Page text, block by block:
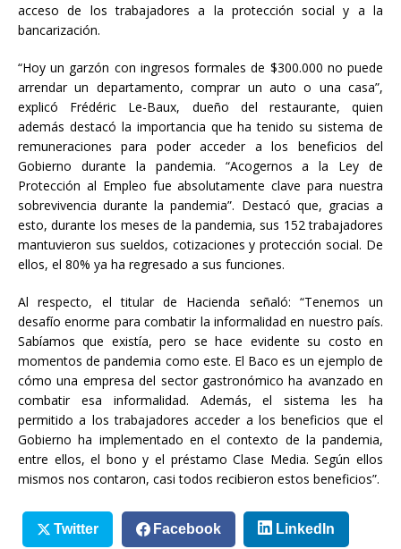
acceso de los trabajadores a la protección social y a la
bancarización.
“Hoy un garzón con ingresos formales de $300.000 no puede
arrendar un departamento, comprar un auto o una casa”,
explicó Frédéric Le-Baux, dueño del restaurante, quien
además destacó la importancia que ha tenido su sistema de
remuneraciones para poder acceder a los beneficios del
Gobierno durante la pandemia. “Acogernos a la Ley de
Protección al Empleo fue absolutamente clave para nuestra
sobrevivencia durante la pandemia”. Destacó que, gracias a
esto, durante los meses de la pandemia, sus 152 trabajadores
mantuvieron sus sueldos, cotizaciones y protección social. De
ellos, el 80% ya ha regresado a sus funciones.
Al respecto, el titular de Hacienda señaló: “Tenemos un
desafío enorme para combatir la informalidad en nuestro país.
Sabíamos que existía, pero se hace evidente su costo en
momentos de pandemia como este. El Baco es un ejemplo de
cómo una empresa del sector gastronómico ha avanzado en
combatir esa informalidad. Además, el sistema les ha
permitido a los trabajadores acceder a los beneficios que el
Gobierno ha implementado en el contexto de la pandemia,
entre ellos, el bono y el préstamo Clase Media. Según ellos
mismos nos contaron, casi todos recibieron estos beneficios”.
Twitter Facebook LinkedIn